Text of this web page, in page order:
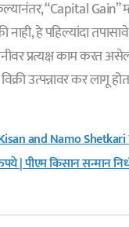
“Capital
नाही, हे पहिल्यांदा
प्रत्यक्ष काम करत
उत्पन्नावर कर लागू
and Namo Shetkari
| पीएम किसान सन्मान